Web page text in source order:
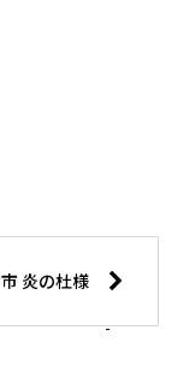
市 炎の杜様